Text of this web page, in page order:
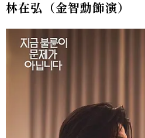
林在弘（金智勳飾演）